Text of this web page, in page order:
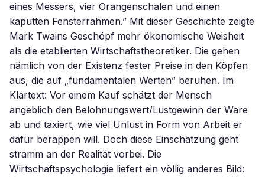
eines Messers, vier Orangenschalen und einen
kaputten Fensterrahmen.” Mit dieser Geschichte zeigte
Mark Twains Geschöpf mehr ökonomische Weisheit
als die etablierten Wirtschaftstheoretiker. Die gehen
nämlich von der Existenz fester Preise in den Köpfen
aus, die auf „fundamentalen Werten” beruhen. Im
Klartext: Vor einem Kauf schätzt der Mensch
angeblich den Belohnungswert/Lustgewinn der Ware
ab und taxiert, wie viel Unlust in Form von Arbeit er
dafür berappen will. Doch diese Einschätzung geht
stramm an der Realität vorbei. Die
Wirtschaftspsychologie liefert ein völlig anderes Bild: